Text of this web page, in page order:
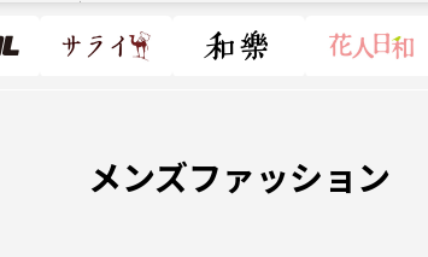
メンズファッション